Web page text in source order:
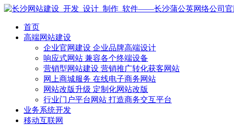
首页
高端网站建设
企业官网建设 企业品牌高端设计
响应式网站 兼容各个终端设备
营销型网站建设 营销推广转化获客网站
网上商城服务 在线电子商务网站
网站改版升级 定制化网站改版
行业门户平台网站 打造商务交互平台
业务系统开发
移动互联网